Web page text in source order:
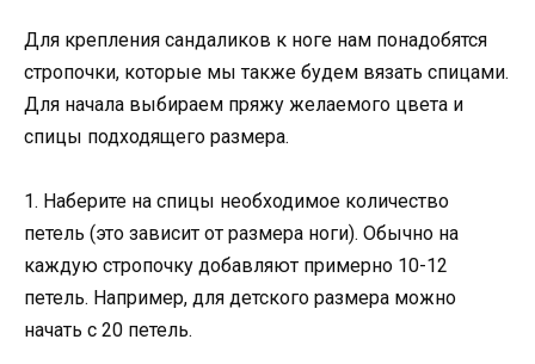
Для крепления сандаликов к ноге нам понадобятся
стропочки, которые мы также будем вязать спицами.
Для начала выбираем пряжу желаемого цвета и
спицы подходящего размера.
1. Наберите на спицы необходимое количество
петель (это зависит от размера ноги). Обычно на
каждую стропочку добавляют примерно 10-12
петель. Например, для детского размера можно
начать с 20 петель.